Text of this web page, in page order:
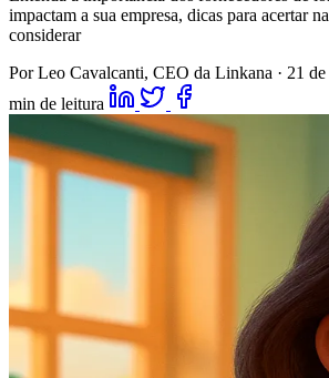
impactam a sua empresa, dicas para acertar
considerar
Por Leo Cavalcanti, CEO da Linkana · 21
min de leitura